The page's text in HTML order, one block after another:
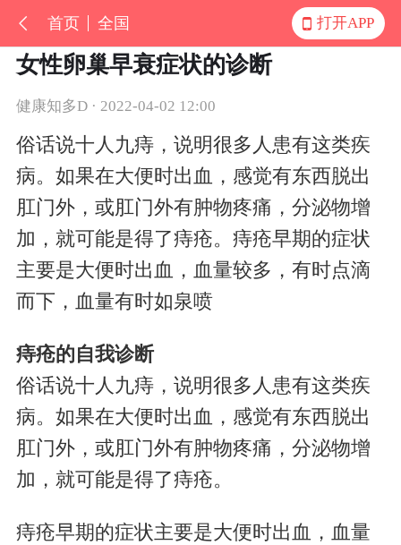
首页 全国 打开APP
女性卵巢早衰症状的诊断
健康知多D · 2022-04-02 12:00
俗话说十人九痔，说明很多人患有这类疾
病。如果在大便时出血，感觉有东西脱出
肛门外，或肛门外有肿物疼痛，分泌物增
加，就可能是得了痔疮。痔疮早期的症状
主要是大便时出血，血量较多，有时点滴
而下，血量有时如泉喷
痔疮的自我诊断
俗话说十人九痔，说明很多人患有这类疾
病。如果在大便时出血，感觉有东西脱出
肛门外，或肛门外有肿物疼痛，分泌物增
加，就可能是得了痔疮。
痔疮早期的症状主要是大便时出血，血量